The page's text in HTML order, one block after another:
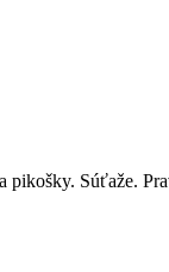
Súťaže.